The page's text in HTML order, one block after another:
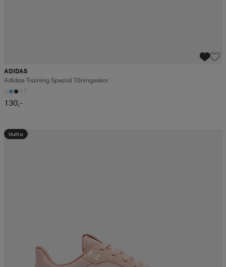
ADIDAS
Adidas Training Spezial Täningsskor
+1
130,-
Uutta